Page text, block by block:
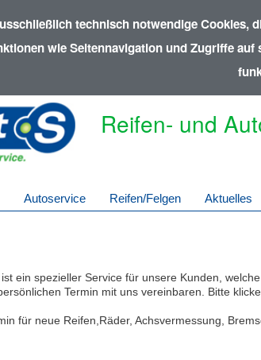
technisch notwendige
wie Seitennavigation und Zugriffe
Reifen- und
Autoservice Reifen/Felgen Aktuelles
ein spezieller Service für unsere Kunden,
Termin mit uns vereinbaren. Bitte
für neue Reifen,Räder, Achsvermessung,